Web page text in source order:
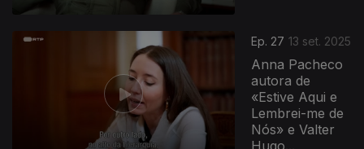
Ep. 27 13 set. 2025
Anna Pacheco
autora de
«Estive Aqui e
Lembrei-me de
Nós» e Valter